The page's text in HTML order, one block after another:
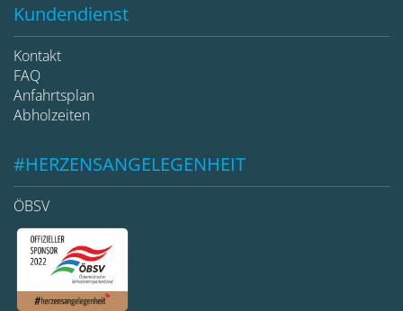
Kundendienst
Kontakt
FAQ
Anfahrtsplan
Abholzeiten
#HERZENSANGELEGENHEIT
ÖBSV